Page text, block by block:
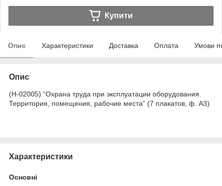
Купити
Опис Характеристики Доставка Оплата Умови
Опис
(Н-02005) “Охрана труда при эксплуатации оборудования.
Территория, помещения, рабочие места” (7 плакатов, ф. А3)
Характеристики
Основні